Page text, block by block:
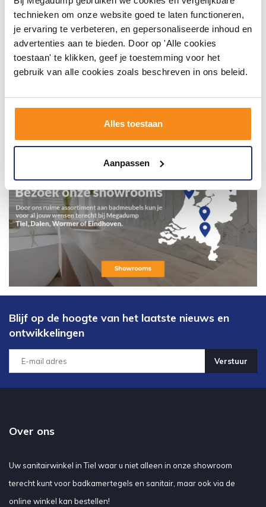
technieken om onze website goed te laten functioneren,
je ervaring te verbeteren, en gepersonaliseerde inhoud en
advertenties aan te bieden. Door op 'Alle cookies
toestaan' te klikken, geef je toestemming voor het
gebruik van alle cookies zoals beschreven in ons beleid.
Alles toestaan
Aanpassen
Blijf op de hoogte van het laatste nieuws en
ontwikkelingen
Verstuur
Over ons
Uw sanitairwinkel in Tiel waar u niet alleen in onze showroom
terecht kunt voor badkamertegels en sanitair, maar ook via de
online winkel kan bestellen!